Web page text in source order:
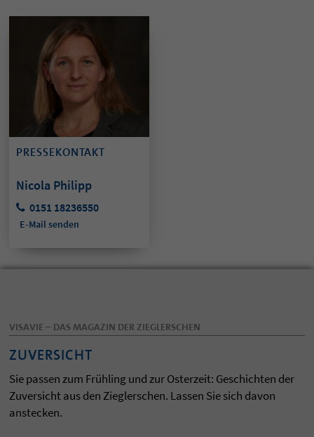
PRESSEKONTAKT
Nicola Philipp
0151 18236550
E-Mail senden
VISAVIE – DAS MAGAZIN DER ZIEGLERSCHEN
ZUVERSICHT
Sie passen zum Frühling und zur Osterzeit: Geschichten der
Zuversicht aus den Zieglerschen. Lassen Sie sich davon
anstecken.